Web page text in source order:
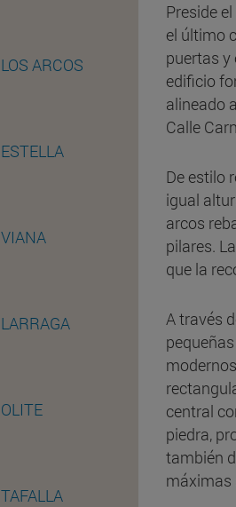
LOS ARCOS
ESTELLA
VIANA
LARRAGA
OLITE
TAFALLA
Preside
el último
puertas y
edificio
alineado
Calle
De estilo
igual
arcos
pilares.
que la
A través
central
piedra,
también
máximas